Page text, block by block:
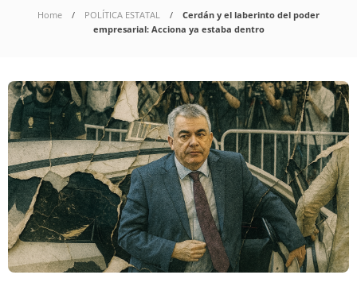
Home POLÍTICA ESTATAL
Cerdán y el laberinto del poder
empresarial: Acciona ya estaba dentro